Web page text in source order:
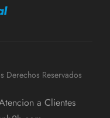
Reservados
a Clientes